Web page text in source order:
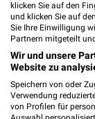
klicken Sie auf den
und klicken Sie auf
Sie Ihre Einwilligung
Partnern mitgeteilt
Wir und unsere
Website zu
Speichern von oder
Verwendung
von Profilen für